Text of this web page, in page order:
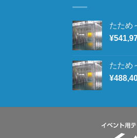
たため
¥
たため
¥